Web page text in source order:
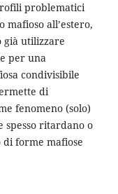
problematici
mafioso all’estero,
già utilizzare
per una
condivisibile
di
fenomeno (solo)
spesso ritardano o
di forme mafiose